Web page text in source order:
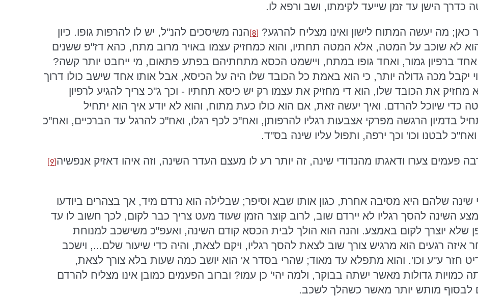
הישן עד זמן שייעד לקימתו, ושב ורפא לו.
כאן; מה יעשה המתוח לישון ואינו מצליח להרגע? [8] הנה משיסכים להנ"ל, יש לו להרפות גופו. כיון
לא שוכב על המטה, אלא המטה תחתיו, והוא כמחזיק עצמו באויר מרוב מתח, כהא דז"פ ששנים
ברפיון גמור, ואחד גופו במתח, ויישמט הכסא מתחתיהם בפתע פתאום, מי ייחבט יותר קשה?
יקבל מכה גדולה יותר, כי הוא באמת כל הכובד שלו היה על הכיסא, אבל אותו אחד שישב כולו דרוך
מחזיק את הכובד שלו, הוא די מחזיק את עצמו רק יש כיסא תחתיו - וכך ג"כ צריך להגיע לרפיון
כדי שיוכל להרדם. ואיך יעשה זאת, אם הוא כולו כעת מתוח, והוא לא יודע איך הוא יתחיל
בדמיון הרגשה מפרקי אצבעות רגליו להרפותן, ואח"כ לכף רגלו, ואח"כ להרגל עד הברכיים, ואח"כ
לבטנו וכו' וכך ירפה, ותפול עליו שינה בס"ד.
פעמים צערו ודאגתו מהנדודי שינה, זה יותר רע לו מעצם העדר השינה, וזה איהו דאזיק אנפשיה [9]
שינה שלהם היא מסיבה אחרת, כגון אותו שבא וסיפר; שבלילה הוא נרדם מיד, אך בצהרים ביודעו
השינה להסך רגליו לא יירדם שוב, לרוב קוצר הזמן שעוד מעט צריך כבר לקום, לכך חשוב לו עד
שלא יוצרך לקום באמצע. והנה הוא הולך לבית הכסא קודם השינה, ואעפ"כ משישכב למנוחת
איזה רגעים הוא מרגיש צורך שוב לצאת להסך רגליו, ויקם לצאת, והיה כדי שיעור שלם..., וישכב
חזר ע"ע וכו'. והוא מתפלא עד מאוד; שהרי בסדר א' הוא יושב כמה שעות בלא צורך לצאת,
כמויות גדולות מאשר ישתה בבוקר, ולמה יהי' כן עמו? וברוב הפעמים כמובן אינו מצליח להרדם
לבסוף מותש יותר מאשר כשהלך לשכב.